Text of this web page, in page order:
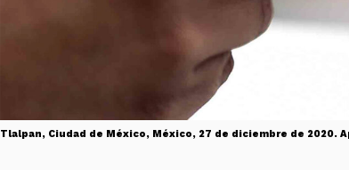
Tlalpan, Ciudad de México, México, 27 de diciembre de 2020.